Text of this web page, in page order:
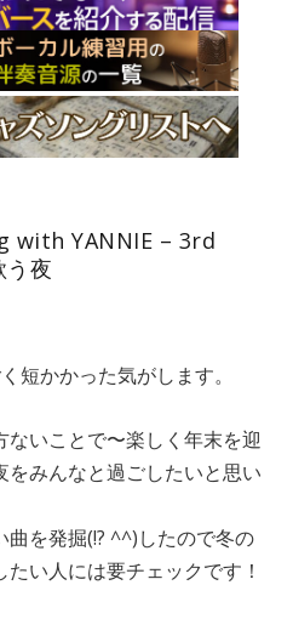
with YANNIE – 3rd
う夜
短かかった気がします。
いことで〜楽しく年末を迎
をみんなと過ごしたいと思い
を発掘(!? ^^)したので冬の
い人には要チェックです！